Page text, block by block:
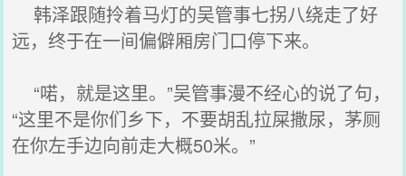
韩泽跟随拎着马灯的吴管事七拐八绕走了好
远，终于在一间偏僻厢房门口停下来。
“喏，就是这里。”吴管事漫不经心的说了句，
“这里不是你们乡下，不要胡乱拉屎撒尿，茅厕
在你左手边向前走大概50米。”